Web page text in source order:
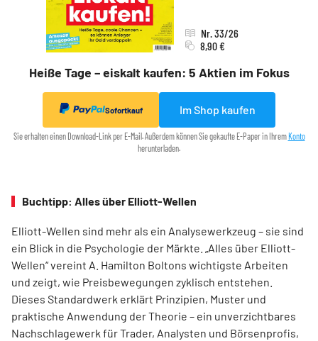
Heiße Tage – eiskalt kaufen: 5 Aktien im Fokus
Nr. 33/26
8,90 €
Sofortkauf Im Shop kaufen
Sie erhalten einen Download-Link per E-Mail. Außerdem können Sie gekaufte E-Paper in Ihrem Konto
herunterladen.
Buchtipp: Alles über Elliott-Wellen
Elliott-Wellen sind mehr als ein Analysewerkzeug – sie sind
ein Blick in die Psychologie der Märkte. „Alles über Elliott-
Wellen“ vereint A. Hamilton Boltons wichtigste Arbeiten
und zeigt, wie Preisbewegungen zyklisch entstehen.
Dieses Standardwerk erklärt Prinzipien, Muster und
praktische Anwendung der Theorie – ein unverzichtbares
Nachschlagewerk für Trader, Analysten und Börsenprofis,